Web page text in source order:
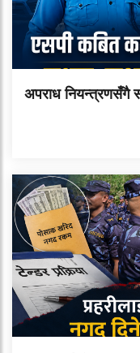
अपराध नियन्त्रणसँगै